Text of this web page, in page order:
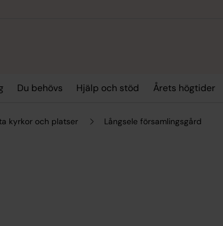
Du behövs Hjälp och stöd Årets högtider
kyrkor och platser Långsele församlingsgård